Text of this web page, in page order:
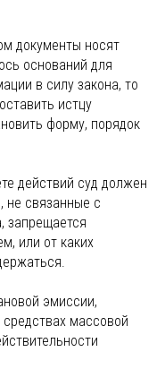
документы носят
оснований для
в силу закона, то
истцу
форму, порядок
действий суд должен
не связанные с
запрещается
или от каких
эмиссии,
массовой